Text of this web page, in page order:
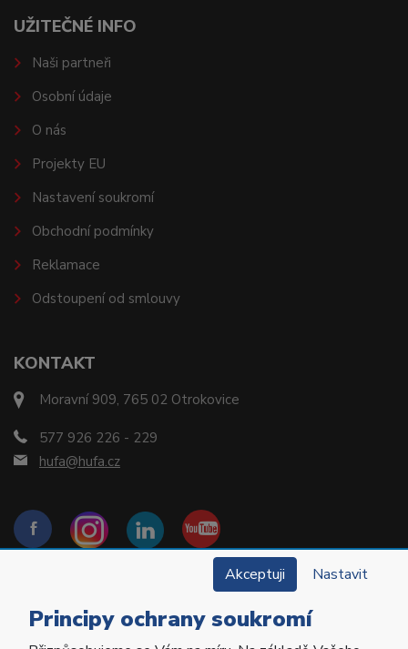
KONTAKT
Moravní 909, 765 02 Otrokovice
577 926 226 - 229
hufa@hufa.cz
UŽITEČNÉ INFO
Naši partneři
Osobní údaje
O nás
Projekty EU
Nastavení soukromí
Obchodní podmínky
Reklamace
Odstoupení od smlouvy
Akceptuji Nastavit
Principy ochrany soukromí